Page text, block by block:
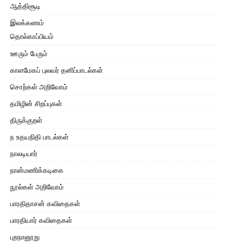
ஆத்திசூடி
இலக்கணம்
தொல்காப்பியம்
ஊரும் பேரும்
காளமேகப் புலவர் தனிப்பாடல்கள்
சொற்கள் அறிவோம்
தமிழின் சிறப்புகள்
திருக்குறள்
ந உதயநிதி பாடல்கள்
நாலடியார்
நான்மணிக்கடிகை
நூல்கள் அறிவோம்
பாரதிதாசன் கவிதைகள்
பாரதியார் கவிதைகள்
புறநானூறு